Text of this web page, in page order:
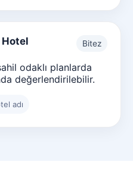
Hotel Bitez
odaklı planlarda
değerlendirilebilir.
adı